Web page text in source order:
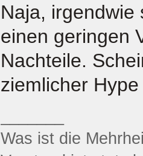
Naja, irgendwie
einen geringen
Nachteile.
ziemlicher
Was ist die